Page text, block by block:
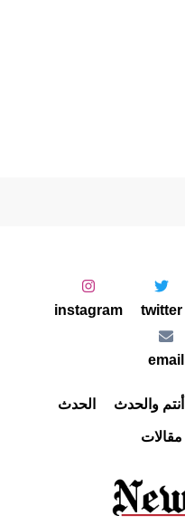
أنتم والحدث
الحدث
مقالات
twitter
instagram
email